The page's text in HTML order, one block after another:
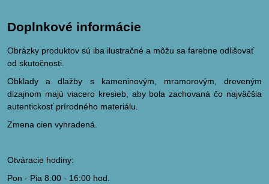
Doplnkové informácie
Obrázky produktov sú iba ilustračné a môžu sa farebne odlišovať
od skutočnosti.
Obklady a dlažby s kameninovým, mramorovým, dreveným
dizajnom majú viacero kresieb, aby bola zachovaná čo najväčšia
autentickosť prírodného materiálu.
Zmena cien vyhradená.
Otváracie hodiny:
Pon - Pia 8:00 - 16:00 hod.